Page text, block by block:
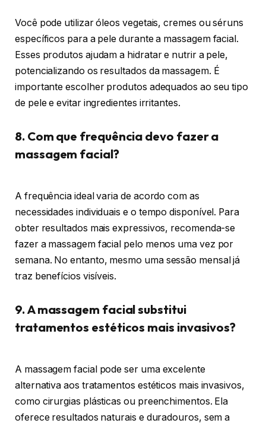
Você pode utilizar óleos vegetais, cremes ou séruns
específicos para a pele durante a massagem facial.
Esses produtos ajudam a hidratar e nutrir a pele,
potencializando os resultados da massagem. É
importante escolher produtos adequados ao seu tipo
de pele e evitar ingredientes irritantes.
8. Com que frequência devo fazer a
massagem facial?
A frequência ideal varia de acordo com as
necessidades individuais e o tempo disponível. Para
obter resultados mais expressivos, recomenda-se
fazer a massagem facial pelo menos uma vez por
semana. No entanto, mesmo uma sessão mensal já
traz benefícios visíveis.
9. A massagem facial substitui
tratamentos estéticos mais invasivos?
A massagem facial pode ser uma excelente
alternativa aos tratamentos estéticos mais invasivos,
como cirurgias plásticas ou preenchimentos. Ela
oferece resultados naturais e duradouros, sem a